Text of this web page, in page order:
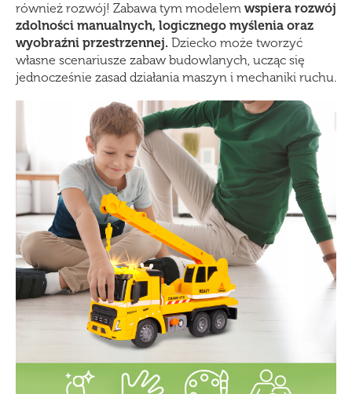
również rozwój! Zabawa tym modelem wspiera rozwój
zdolności manualnych, logicznego myślenia oraz
wyobraźni przestrzennej. Dziecko może tworzyć
własne scenariusze zabaw budowlanych, ucząc się
jednocześnie zasad działania maszyn i mechaniki ruchu.